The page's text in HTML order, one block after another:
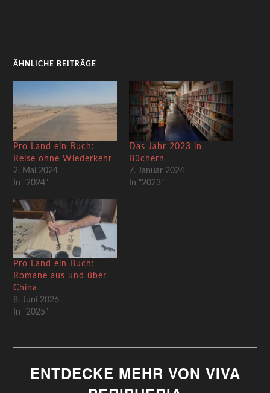
ÄHNLICHE BEITRÄGE
Pro Land ein Buch:
Reise ohne Wiederkehr
2. Mai 2024
In "2024"
Das Jahr 2023 in
Büchern
7. Januar 2024
In "2023"
Pro Land ein Buch:
Romane aus und über
China
8. Juni 2026
In "2025"
ENTDECKE MEHR VON VIVA